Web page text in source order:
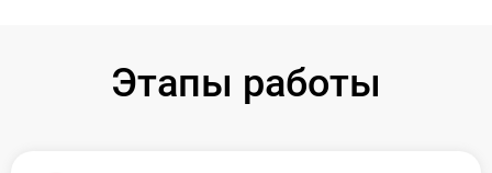
Этапы работы